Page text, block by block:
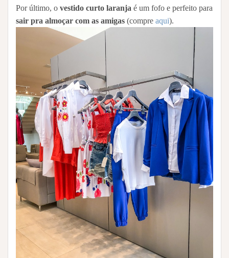
Por último, o vestido curto laranja é um fofo e perfeito para
sair pra almoçar com as amigas (compre aqui).